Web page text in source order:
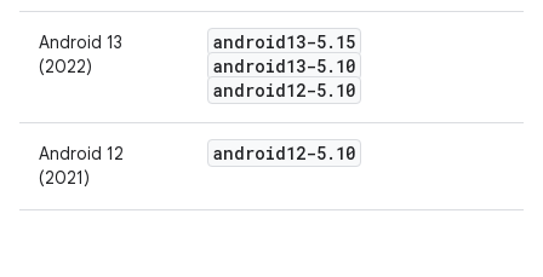
Android 13
(2022)
android13-5. 15
android13-5. 10
android12-5. 10
Android 12
(2021)
android12-5. 10